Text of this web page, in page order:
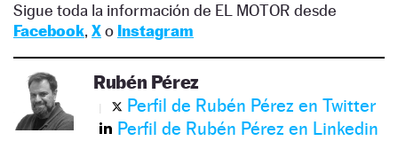
Sigue toda la información de EL MOTOR desde
Facebook, Xo Instagram
Rubén Pérez
Perfil de Rubén Pérez en Twitter
Perfil de Rubén Pérez en Linkedin